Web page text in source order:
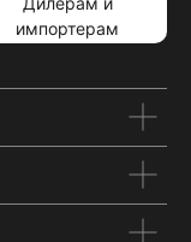
импортерам